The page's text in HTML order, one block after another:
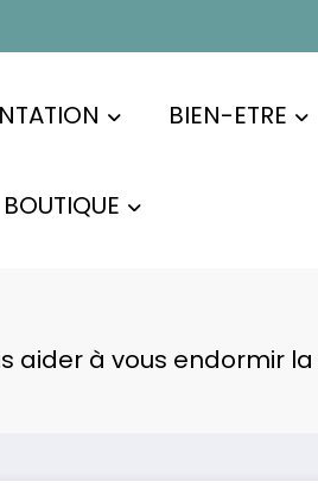
BIEN-ETRE
BOUTIQUE
aider à vous endormir